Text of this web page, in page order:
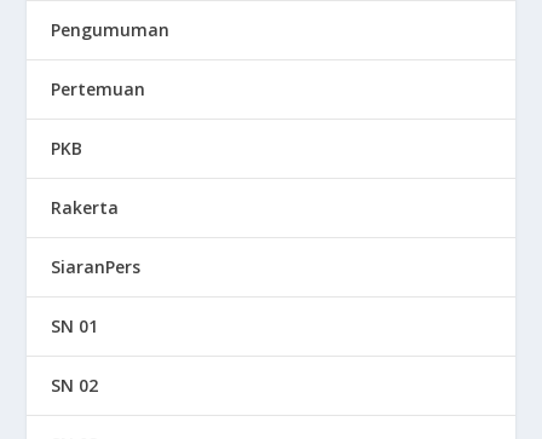
Pengumuman
Pertemuan
PKB
Rakerta
SiaranPers
SN 01
SN 02